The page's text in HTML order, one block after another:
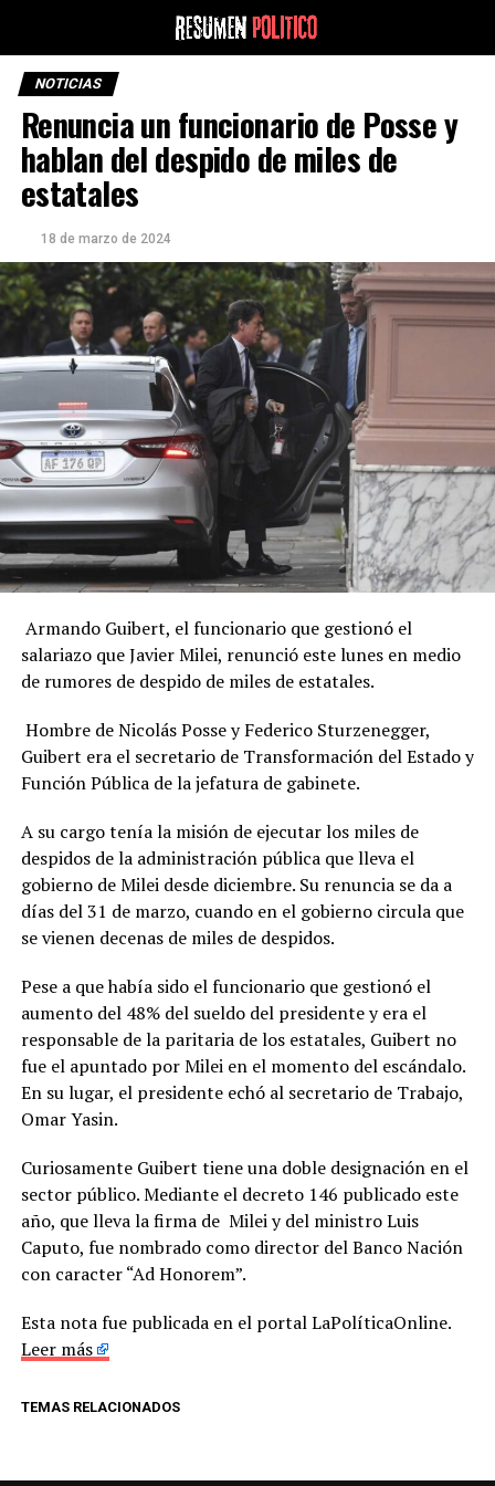
NOTICIAS
Renuncia un funcionario de Posse y
hablan del despido de miles de
estatales
18 de marzo de 2024
Armando Guibert, el funcionario que gestionó el
salariazo que Javier Milei, renunció este lunes en medio
de rumores de despido de miles de estatales.
Hombre de Nicolás Posse y Federico Sturzenegger,
Guibert era el secretario de Transformación del Estado y
Función Pública de la jefatura de gabinete.
A su cargo tenía la misión de ejecutar los miles de
despidos de la administración pública que lleva el
gobierno de Milei desde diciembre. Su renuncia se da a
días del 31 de marzo, cuando en el gobierno circula que
se vienen decenas de miles de despidos.
Pese a que había sido el funcionario que gestionó el
aumento del 48% del sueldo del presidente y era el
responsable de la paritaria de los estatales, Guibert no
fue el apuntado por Milei en el momento del escándalo.
En su lugar, el presidente echó al secretario de Trabajo,
Omar Yasin.
Curiosamente Guibert tiene una doble designación en el
sector público. Mediante el decreto 146 publicado este
año, que lleva la firma de Milei y del ministro Luis
Caputo, fue nombrado como director del Banco Nación
con caracter “Ad Honorem”.
Esta nota fue publicada en el portal LaPolíticaOnline.
Leer más
TEMAS RELACIONADOS